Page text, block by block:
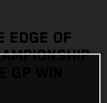
EDGE OF
WIN